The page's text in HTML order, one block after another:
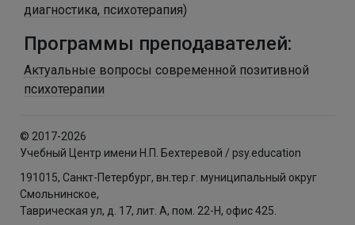
диагностика, психотерапия)
Программы преподавателей:
Актуальные вопросы современной позитивной
психотерапии
© 2017-2026
Учебный Центр имени Н.П. Бехтеревой / psy.education
191015, Санкт-Петербург, вн.тер.г. муниципальный округ
Смольнинское,
Таврическая ул, д. 17, лит. А, пом. 22-Н, офис 425.